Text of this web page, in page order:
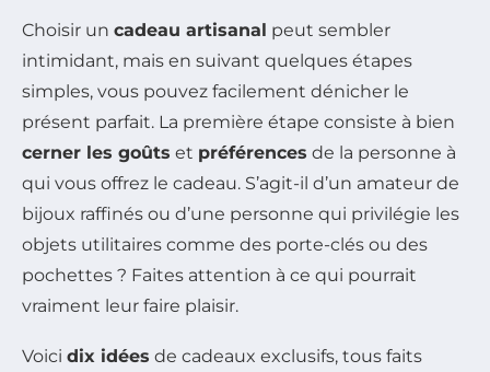
Choisir un cadeau artisanal peut sembler
intimidant, mais en suivant quelques étapes
simples, vous pouvez facilement dénicher le
présent parfait. La première étape consiste à bien
cerner les goûts et préférences de la personne à
qui vous offrez le cadeau. S’agit-il d’un amateur de
bijoux raffinés ou d’une personne qui privilégie les
objets utilitaires comme des porte-clés ou des
pochettes ? Faites attention à ce qui pourrait
vraiment leur faire plaisir.
Voici dix idées de cadeaux exclusifs, tous faits